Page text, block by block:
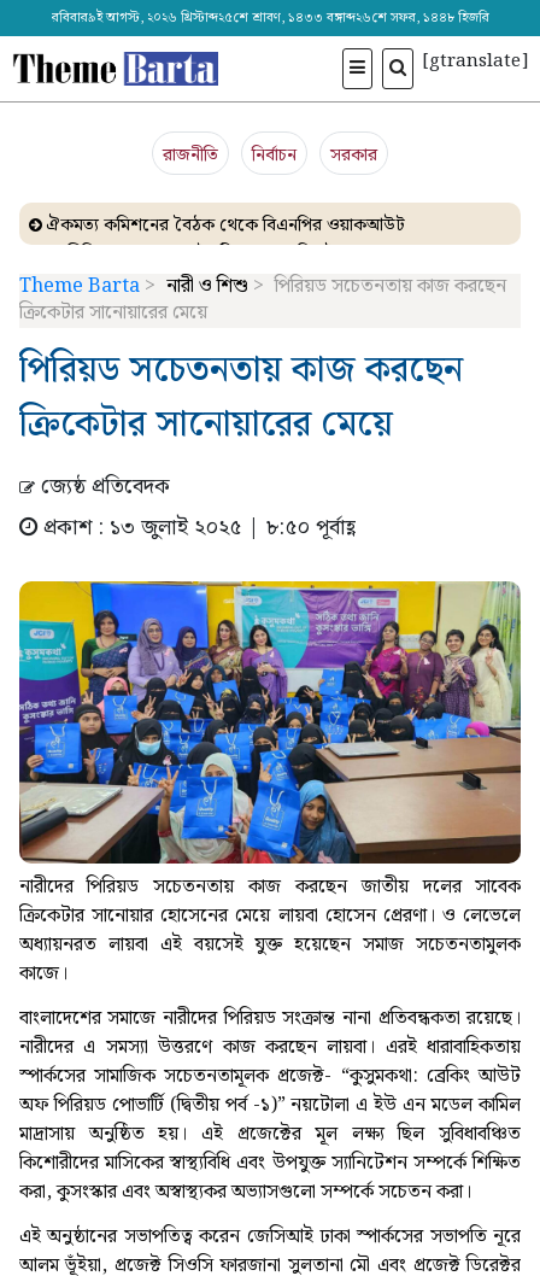
রবিবার৯ই আগস্ট, ২০২৬ খ্রিস্টাব্দ২৫শে শ্রাবণ, ১৪৩৩ বঙ্গাব্দ২৬শে সফর, ১৪৪৮ হিজরি
[gtranslate]
রাজনীতি নির্বাচন সরকার
ঐকমত্য কমিশনের বৈঠক থেকে বিএনপির ওয়াকআউট
এনসিপির সমাবেশে ছোটাছুটি, ড্রোনকে মিসাইল ভেবে গুজব
ব্যাংকে তাণ্ডব চালালো এক আওয়ামী লীগ নেতা!
দেশেই তৈরি হচ্ছে আন্তর্জাতিক মানের এক্সপ্যান্ডার
Theme Barta> নারী ও শিশু > পিরিয়ড সচেতনতায় কাজ করছেন
ক্রিকেটার সানোয়ারের মেয়ে
পিরিয়ড সচেতনতায় কাজ করছেন
ক্রিকেটার সানোয়ারের মেয়ে
জ্যেষ্ঠ প্রতিবেদক
প্রকাশ : ১৩ জুলাই ২০২৫ | ৮:৫০ পূর্বাহ্ণ
নারীদের পিরিয়ড সচেতনতায় কাজ করছেন জাতীয় দলের সাবেক
ক্রিকেটার সানোয়ার হোসেনের মেয়ে লায়বা হোসেন প্রেরণা। ও লেভেলে
অধ্যায়নরত লায়বা এই বয়সেই যুক্ত হয়েছেন সমাজ সচেতনতামুলক
কাজে।
বাংলাদেশের সমাজে নারীদের পিরিয়ড সংক্রান্ত নানা প্রতিবন্ধকতা রয়েছে।
নারীদের এ সমস্যা উত্তরণে কাজ করছেন লায়বা। এরই ধারাবাহিকতায়
স্পার্কসের সামাজিক সচেতনতামূলক প্রজেক্ট- “কুসুমকথা: ব্রেকিং আউট
অফ পিরিয়ড পোভার্টি (দ্বিতীয় পর্ব -১)” নয়টোলা এ ইউ এন মডেল কামিল
মাদ্রাসায় অনুষ্ঠিত হয়। এই প্রজেক্টের মূল লক্ষ্য ছিল সুবিধাবঞ্চিত
কিশোরীদের মাসিকের স্বাস্থ্যবিধি এবং উপযুক্ত স্যানিটেশন সম্পর্কে শিক্ষিত
করা, কুসংস্কার এবং অস্বাস্থ্যকর অভ্যাসগুলো সম্পর্কে সচেতন করা।
এই অনুষ্ঠানের সভাপতিত্ব করেন জেসিআই ঢাকা স্পার্কসের সভাপতি নূরে
আলম ভূঁইয়া, প্রজেক্ট সিওসি ফারজানা সুলতানা মৌ এবং প্রজেক্ট ডিরেক্টর